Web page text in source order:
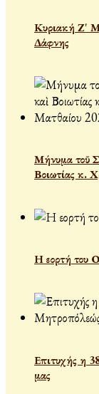
Κυριακή Ζ'
Δάφνης
Μήνυμα τοῦ
Βοιωτίας κ.
Η εορτή του
Επιτυχής η
μας